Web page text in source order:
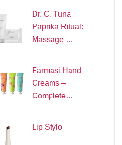
Dr. C. Tuna
Paprika Ritual:
Massage …
Farmasi Hand
Creams –
Complete…
Lip Stylo